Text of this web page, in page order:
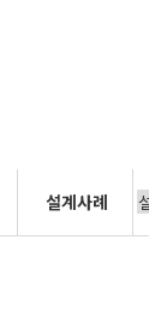
설계사례